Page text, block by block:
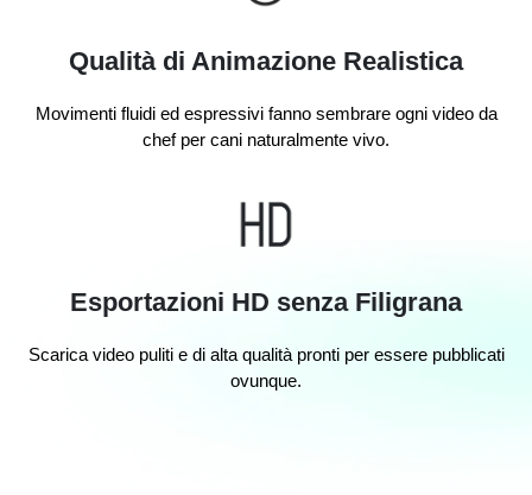
Qualità di Animazione Realistica
Movimenti fluidi ed espressivi fanno sembrare ogni video da
chef per cani naturalmente vivo.
Esportazioni HD senza Filigrana
Scarica video puliti e di alta qualità pronti per essere pubblicati
ovunque.